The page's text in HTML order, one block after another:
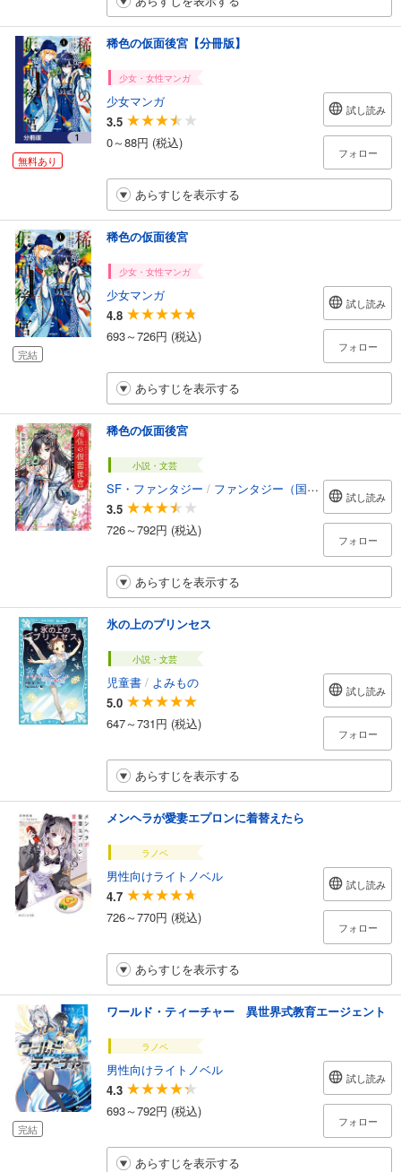
無料あり
稀色の仮面後宮【分冊版】
少女・女性マンガ
少女マンガ
3.5
0～88円 (税込)
試し読み
フォロー
あらすじを表示する
完結
稀色の仮面後宮
少女・女性マンガ
少女マンガ
4.8
693～726円 (税込)
試し読み
フォロー
あらすじを表示する
稀色の仮面後宮
小説・文芸
SF・ファンタジー / ファンタジー（国内）
3.5
726～792円 (税込)
試し読み
フォロー
あらすじを表示する
氷の上のプリンセス
小説・文芸
児童書 / よみもの
5.0
647～731円 (税込)
試し読み
フォロー
あらすじを表示する
メンヘラが愛妻エプロンに着替えたら
ラノベ
男性向けライトノベル
4.7
726～770円 (税込)
試し読み
フォロー
あらすじを表示する
完結
ワールド・ティーチャー 異世界式教育エージェント
ラノベ
男性向けライトノベル
4.3
693～792円 (税込)
試し読み
フォロー
あらすじを表示する